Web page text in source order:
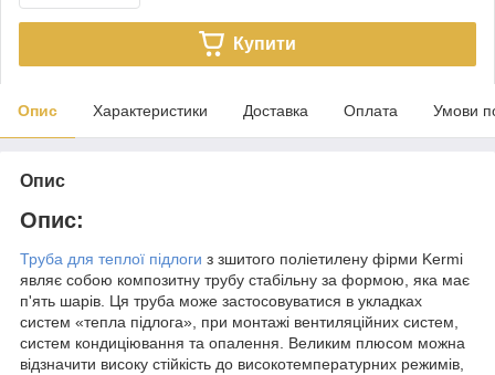
Купити
Опис Характеристики Доставка Оплата Умови
Опис
Опис:
Труба для теплої підлоги з зшитого поліетилену фірми Kermi
являє собою композитну трубу стабільну за формою, яка має
п'ять шарів. Ця труба може застосовуватися в укладках
систем «тепла підлога», при монтажі вентиляційних систем,
систем кондиціювання та опалення. Великим плюсом можна
відзначити високу стійкість до високотемпературних режимів,